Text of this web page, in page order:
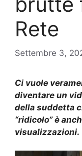
Rete
Settembre 3,
Ci vuole
diventare un
della suddetta
“ridicolo” è
visualizzazioni.